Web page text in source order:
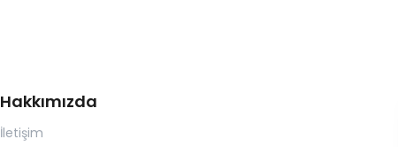
Hakkımızda
İletişim